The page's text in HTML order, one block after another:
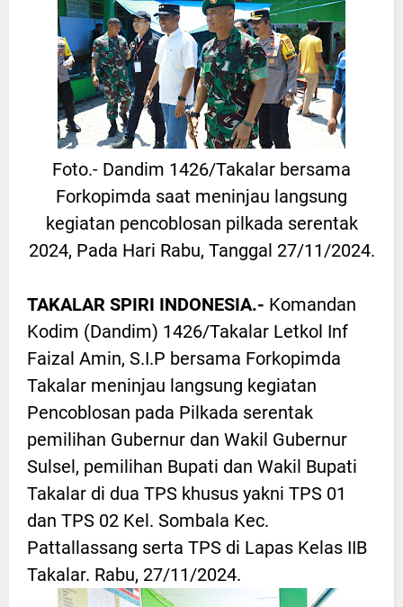
Foto.- Dandim 1426/Takalar bersama
Forkopimda saat meninjau langsung
kegiatan pencoblosan pilkada serentak
2024, Pada Hari Rabu, Tanggal 27/11/2024.
TAKALAR SPIRI INDONESIA.- Komandan
Kodim (Dandim) 1426/Takalar Letkol Inf
Faizal Amin, S.I.P bersama Forkopimda
Takalar meninjau langsung kegiatan
Pencoblosan pada Pilkada serentak
pemilihan Gubernur dan Wakil Gubernur
Sulsel, pemilihan Bupati dan Wakil Bupati
Takalar di dua TPS khusus yakni TPS 01
dan TPS 02 Kel. Sombala Kec.
Pattallassang serta TPS di Lapas Kelas IIB
Takalar. Rabu, 27/11/2024.